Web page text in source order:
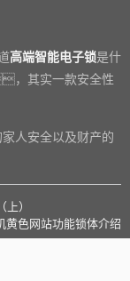
高端智能电子锁是什
，其实一款安全性
人安全以及财产的
）
黄色网站功能锁体介绍